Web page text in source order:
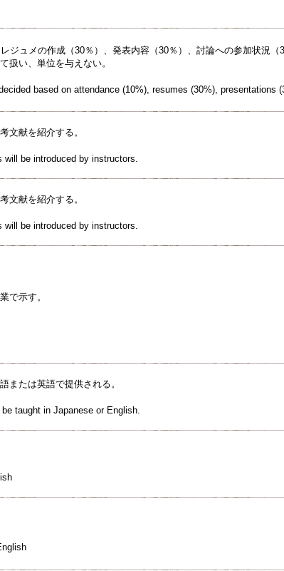
ジュメの作成（30％）、発表内容（30％）、討論への参加状況
扱い、単位を与えない。
based on attendance (10%), resumes (30%), presentations
文献を紹介する。
will be introduced by instructors.
文献を紹介する。
will be introduced by instructors.
で示す。
または英語で提供される。
taught in Japanese or English.